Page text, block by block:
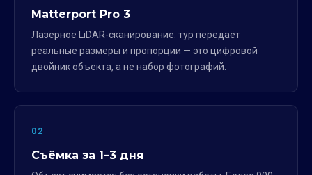
Matterport Pro 3
Лазерное LiDAR-сканирование: тур передаёт
реальные размеры и пропорции — это цифровой
двойник объекта, а не набор фотографий.
02
Съёмка за 1–3 дня